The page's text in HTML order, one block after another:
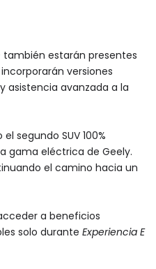
estarán presentes
versiones
asistencia avanzada a la
segundo SUV 100%
gama eléctrica de Geely.
el camino hacia un
a beneficios
solo durante Experiencia E